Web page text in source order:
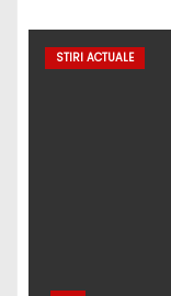
temerilor că
din nou
STIRI ACTUALE